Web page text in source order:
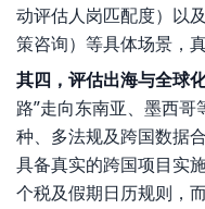
动评估人岗匹配度）以
策咨询）等具体场景，
其四，评估出海与全球
路”走向东南亚、墨西
种、多法规及跨国数据
具备真实的跨国项目实
个税及假期日历规则，